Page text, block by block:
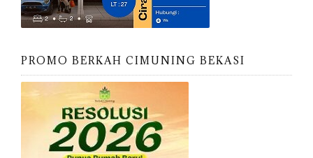
PROMO BERKAH CIMUNING BEKASI